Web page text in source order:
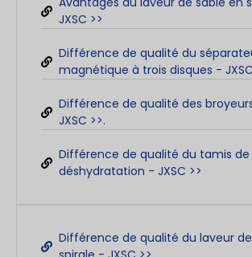
JXSC >>
Différence de qualité du
magnétique à trois disques -
Différence de qualité des
JXSC >>.
Différence de qualité du tamis de
déshydratation - JXSC >>
Différence de qualité du laveur